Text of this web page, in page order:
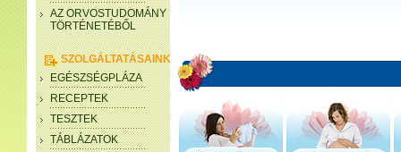
AZ ORVOSTUDOMÁNY
TÖRTÉNETÉBŐL
SZOLGÁLTATÁSAINK
EGÉSZSÉGPLÁZA
RECEPTEK
TESZTEK
TÁBLÁZATOK